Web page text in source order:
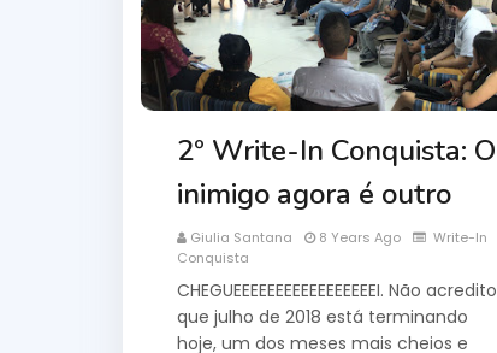
2º Write-In Conquista: O
inimigo agora é outro
Giulia Santana 8 Years Ago
Write-In
Conquista
CHEGUEEEEEEEEEEEEEEEEEI. Não acredito
que julho de 2018 está terminando
hoje, um dos meses mais cheios e